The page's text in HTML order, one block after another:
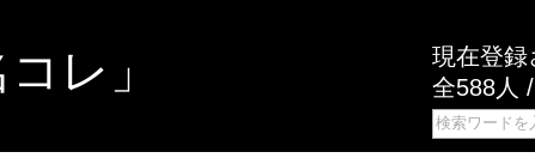
レ」
現在登録
全588人